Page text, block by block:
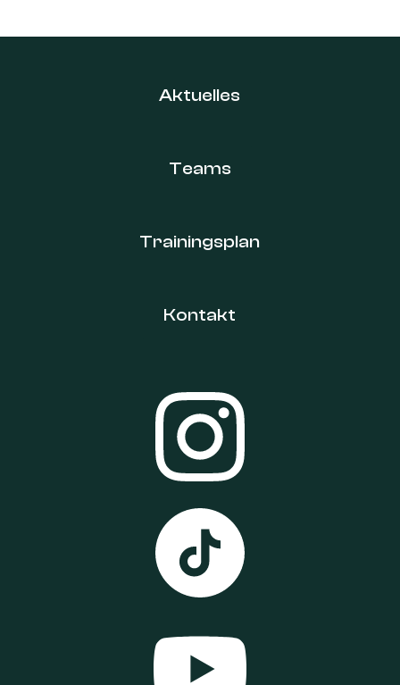
Aktuelles
Teams
Trainingsplan
Kontakt